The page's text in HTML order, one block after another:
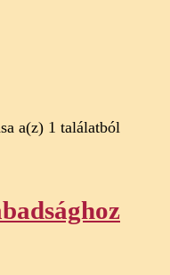
a(z) 1 találatból